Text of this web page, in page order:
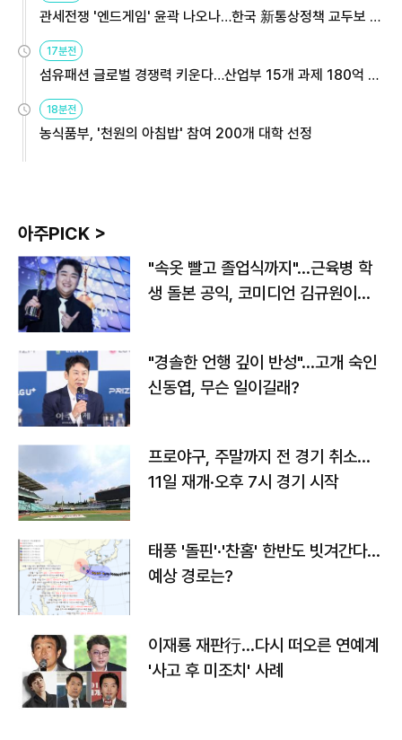
관세전쟁 '엔드게임' 윤곽 나오나…한국 新통상정책 교두보 활
용해야
17분전
섬유패션 글로벌 경쟁력 키운다…산업부 15개 과제 180억 지
원
18분전
농식품부, '천원의 아침밥' 참여 200개 대학 선정
아주PICK >
"속옷 빨고 졸업식까지"…근육병 학
생 돌본 공익, 코미디언 김규원이었
"경솔한 언행 깊이 반성"…고개 숙인
신동엽, 무슨 일이길래?
프로야구, 주말까지 전 경기 취소…
11일 재개·오후 7시 경기 시작
태풍 '돌핀'·'찬홈' 한반도 빗겨간다…
예상 경로는?
이재룡 재판行…다시 떠오른 연예계
'사고 후 미조치' 사례